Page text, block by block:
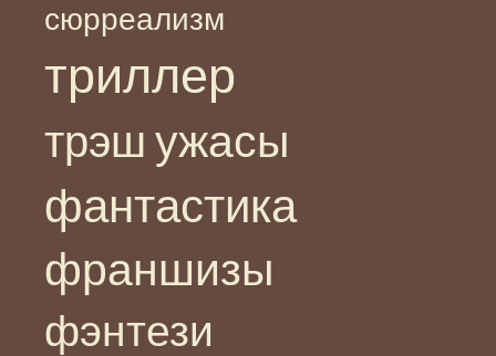
сюрреализм
триллер
трэш ужасы
фантастика
франшизы
фэнтези